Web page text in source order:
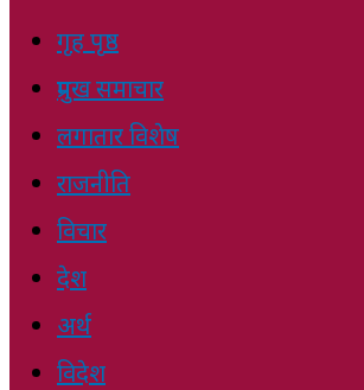
गृह पृष्ठ
प्रमुख समाचार
लगातार विशेष
राजनीति
विचार
देश
अर्थ
विदेश